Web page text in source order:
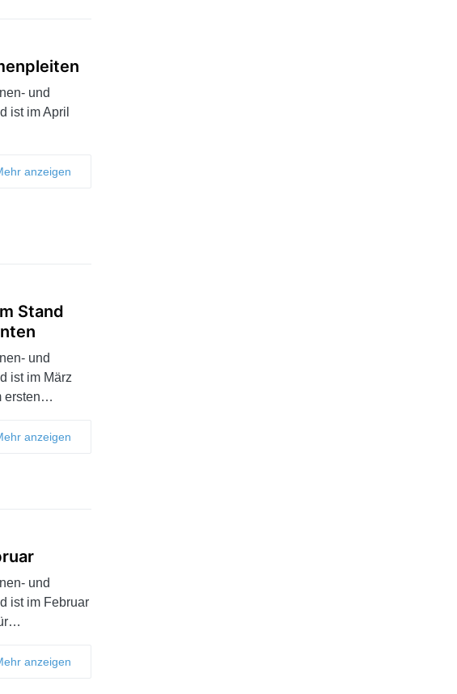
und
ist im April
anzeigen
Stand
und
ist im März
ersten…
anzeigen
und
ist im Februar
anzeigen